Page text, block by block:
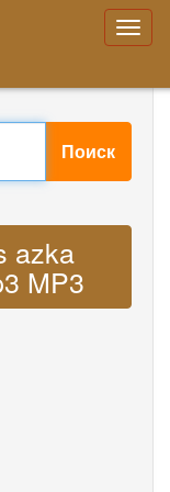
Поиск
azka
MP3